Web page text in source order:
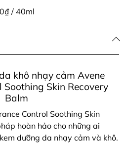
/ 40ml
khô nhạy cảm Avene
Soothing Skin Recovery
Balm
Control Soothing Skin
hoàn hảo cho những ai
dưỡng da nhạy cảm và khô.